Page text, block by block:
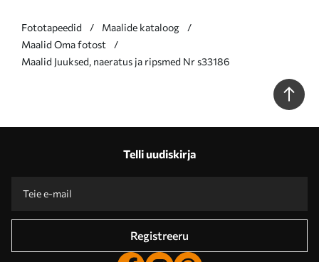
Fototapeedid
Maalide kataloog
Maalid Oma fotost
Maalid Juuksed, naeratus ja ripsmed Nr s33186
Telli uudiskirja
Registreeru